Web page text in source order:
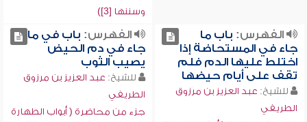
وسننها [3])
الفهرس: باب ما
جاء في المستحاضة إذا
اختلط عليها الدم فلم
تقف على أيام حيضها
للشيخ: عبد العزيز بن مرزوق
الطريفي
الفهرس: باب في ما
جاء في دم الحيض
يصيب الثوب
للشيخ: عبد العزيز بن مرزوق
الطريفي
جزء من محاضرة ( أبواب الطهارة